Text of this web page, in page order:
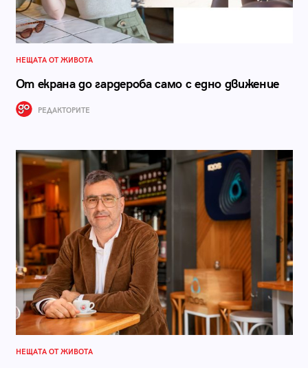
НЕЩАТА ОТ ЖИВОТА
От екрана до гардероба само с едно движение
РЕДАКТОРИТЕ
НЕЩАТА ОТ ЖИВОТА